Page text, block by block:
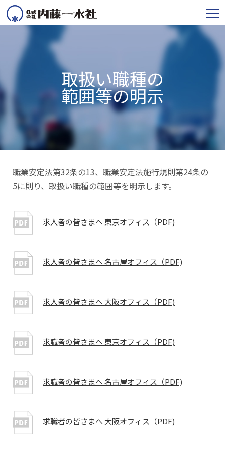
取扱い職種の
範囲等の明示
職業安定法第32条の13、職業安定法施行規則第24条の
5に則り、取扱い職種の範囲等を明示します。
求人者の皆さまへ 東京オフィス（PDF)
求人者の皆さまへ 名古屋オフィス（PDF)
求人者の皆さまへ 大阪オフィス（PDF)
求職者の皆さまへ 東京オフィス（PDF)
求職者の皆さまへ 名古屋オフィス（PDF)
求職者の皆さまへ 大阪オフィス（PDF)